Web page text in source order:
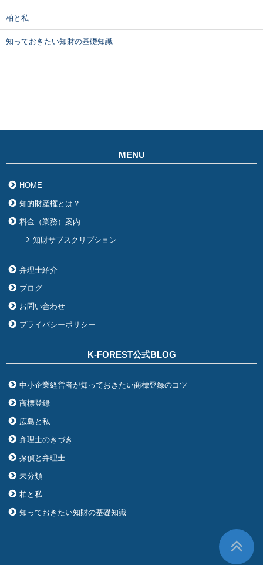
柏と私
知っておきたい知財の基礎知識
MENU
HOME
知的財産権とは？
料金（業務）案内
知財サブスクリプション
弁理士紹介
ブログ
お問い合わせ
プライバシーポリシー
K-FOREST公式BLOG
中小企業経営者が知っておきたい商標登録のコツ
商標登録
広島と私
弁理士のきづき
探偵と弁理士
未分類
柏と私
知っておきたい知財の基礎知識